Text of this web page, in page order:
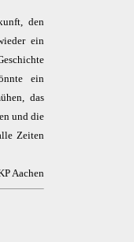
den
ein
ein
das
und die
Zeiten
Aachen